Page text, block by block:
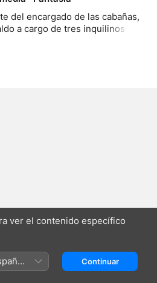
del encargado de las cabañas,
a cargo de tres inquilinos
de los desesperados intentos
monstruos muy agresivos y
Inglés (⁨Dolby 5.1⁩), Portugués
ver el contenido específico
Continuar